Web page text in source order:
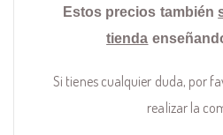
Estos precios también
tienda
Si tienes cualquier duda, por
realizar la